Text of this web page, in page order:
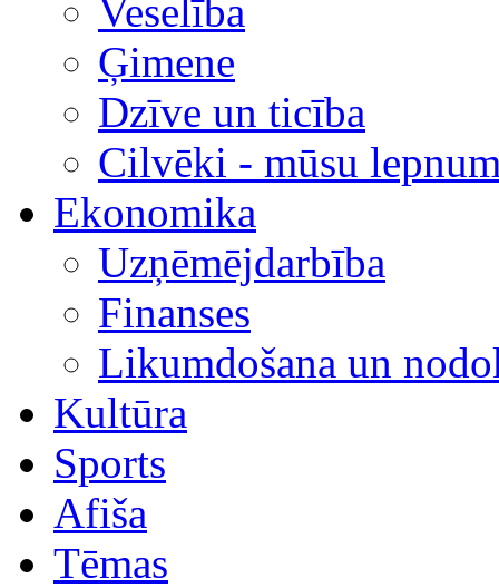
Veselība
Ģimene
Dzīve un ticība
Cilvēki - mūsu
Ekonomika
Uzņēmējdarbība
Finanses
Likumdošana un
Kultūra
Sports
Afiša
Tēmas